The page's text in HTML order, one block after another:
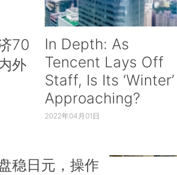
70
外
In Depth: As
Tencent Lays Off
Staff, Is Its ‘Winter’
Approaching?
2022年04月01日
稳日元，操作